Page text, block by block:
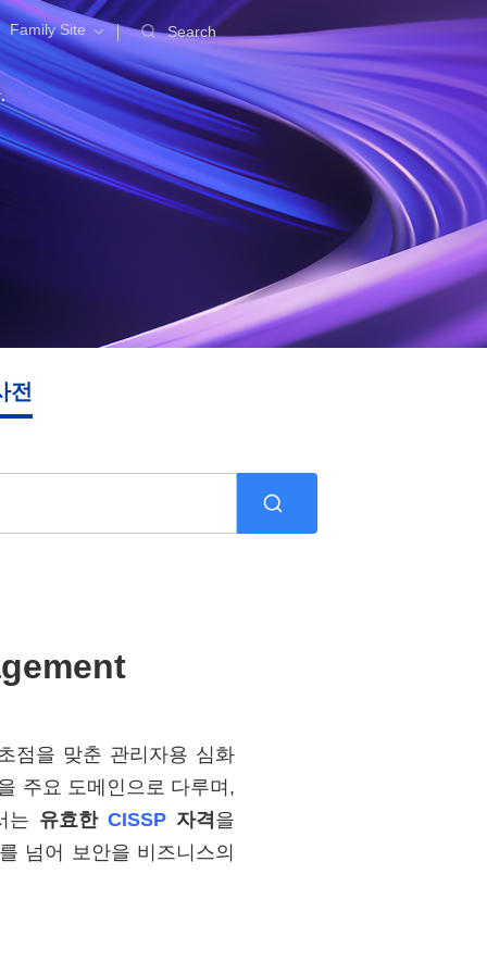
Family Site Search
전
점을 맞춘 관리자용 심화
주요 도메인으로 다루며,
는 유효한 CISSP 자격 을
넘어 보안을 비즈니스의